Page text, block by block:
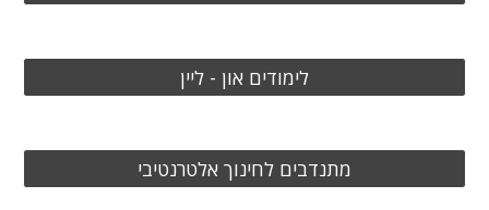
לימודים און - ליין
מתנדבים לחינוך אלטרנטיבי